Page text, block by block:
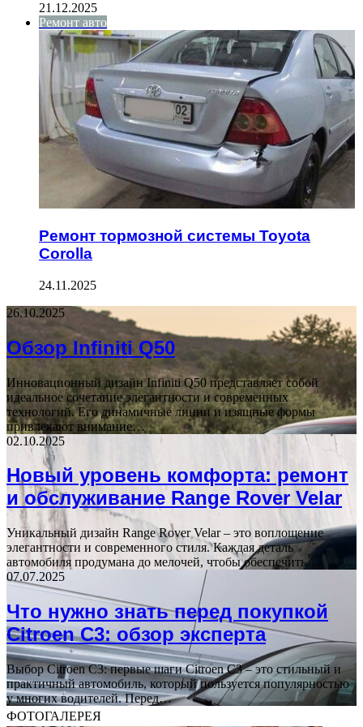
21.12.2025
Ремонт авто
Ремонт тормозной системы Toyota
Corolla
24.11.2025
26.10.2025
Обзор Infiniti Q50
Инновационный дизайн Infiniti Q50 представляет собой
идеальное сочетание элегантности и современных
технологий. Его динамичные линии и изящные формы
привлекают внимание…
02.10.2025
Новый уровень комфорта: ремонт
и обслуживание Range Rover Velar
Уникальный дизайн Range Rover Velar – это воплощение
элегантности и современного стиля. Каждая деталь
автомобиля продумана до мелочей, чтобы обеспечить…
07.07.2025
Что нужно знать перед покупкой
Citroen C3: обзор эксперта
Выбор Citroen C3: первые шаги Citroen C3 – это стильный и
практичный автомобиль, который пользуется популярностью
у многих водителей. Перед…
ФОТОГАЛЕРЕЯ